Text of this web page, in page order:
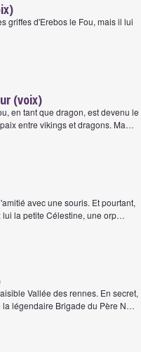
griffes d'Erebos le Fou, mais il lui
(voix)
en tant que dragon, est devenu le
entre vikings et dragons. Ma…
avec une souris. Et pourtant,
lui la petite Célestine, une orp…
Vallée des rennes. En secret,
la légendaire Brigade du Père N…